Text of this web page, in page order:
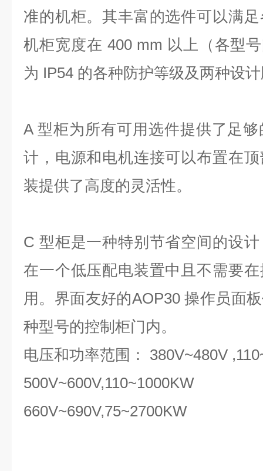
准的机柜。其丰富的选件可以满
机柜宽度在 400 mm 以上（各型
为 IP54 的各种防护等级及两种设
A 型柜为所有可用选件提供了足
计，电源和电机连接可以布置在
装提供了高度的灵活性。
C 型柜是一种特别节省空间的设
在一个低压配电装置中且不需要
用。界面友好的AOP30 操作员面
种型号的控制柜门内。
电压和功率范围： 380V~480V
500V~600V,110~1000KW
660V~690V,75~2700KW